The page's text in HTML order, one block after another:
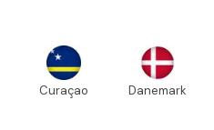
Curaçao Danemark